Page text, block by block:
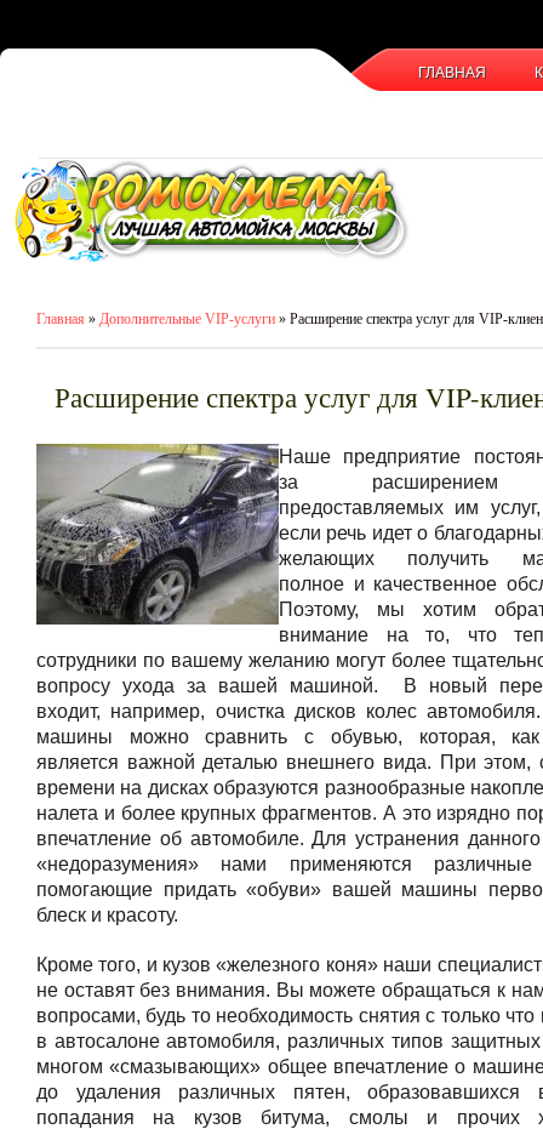
ГЛАВНАЯ
Главная » Дополнительные VIP-услуги » Расширение спектра услуг для VIP-
Расширение спектра услуг для VIP-
Наше предприятие
за расширением
предоставляемых им
если речь идет о
желающих получить
полное и качественное
Поэтому, мы хотим
внимание на то, что
сотрудники по вашему желанию могут более
вопросу ухода за вашей машиной. В новый
входит, например, очистка дисков колес
машины можно сравнить с обувью, которая, как
является важной деталью внешнего вида. При этом,
времени на дисках образуются разнообразные
налета и более крупных фрагментов. А это изрядно
впечатление об автомобиле. Для устранения
«недоразумения» нами применяются различные
помогающие придать «обуви» вашей машины
блеск и красоту.
Кроме того, и кузов «железного коня» наши
не оставят без внимания. Вы можете обращаться к
вопросами, будь то необходимость снятия с только что
в автосалоне автомобиля, различных типов
многом «смазывающих» общее впечатление о
до удаления различных пятен, образовавшихся
попадания на кузов битума, смолы и прочих